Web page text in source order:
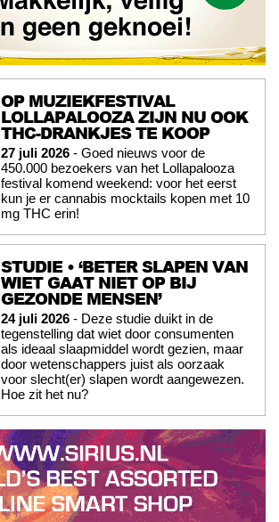
OP MUZIEKFESTIVAL
LOLLAPALOOZA ZIJN NU OOK
THC-DRANKJES TE KOOP
27 juli 2026 - Goed nieuws voor de
450.000 bezoekers van het Lollapalooza
festival komend weekend: voor het eerst
kun je er cannabis mocktails kopen met 10
mg THC erin!
STUDIE • ‘BETER SLAPEN VAN
WIET GAAT NIET OP BIJ
GEZONDE MENSEN’
24 juli 2026 - Deze studie duikt in de
tegenstelling dat wiet door consumenten
als ideaal slaapmiddel wordt gezien, maar
door wetenschappers juist als oorzaak
voor slecht(er) slapen wordt aangewezen.
Hoe zit het nu?